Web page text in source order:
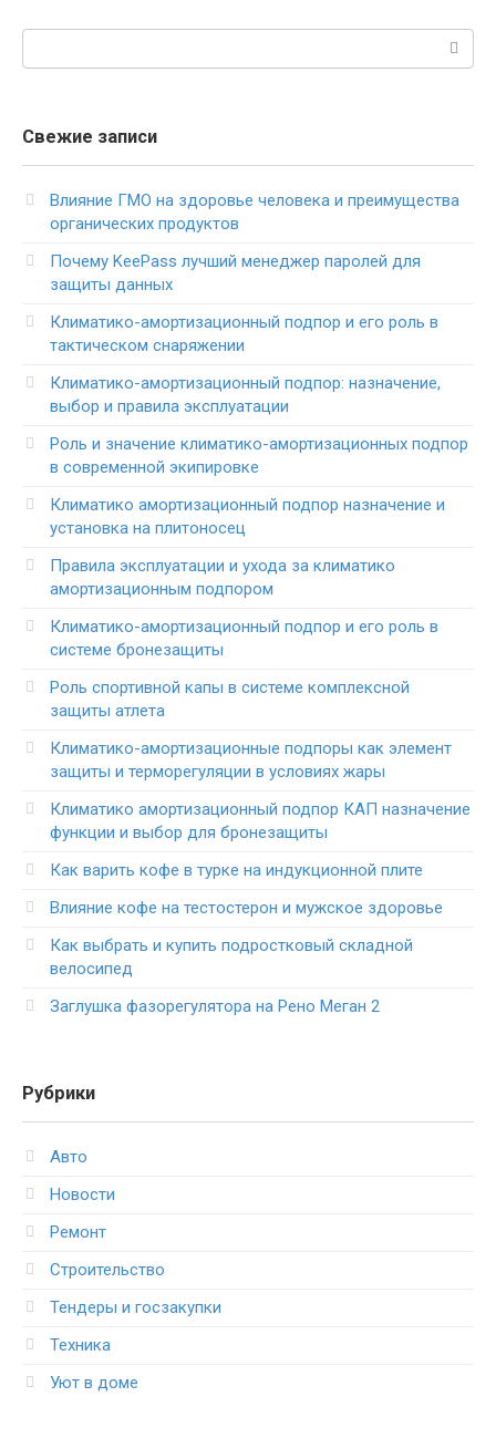
Свежие записи
Влияние ГМО на здоровье человека и преимущества
органических продуктов
Почему KeePass лучший менеджер паролей для
защиты данных
Климатико-амортизационный подпор и его роль в
тактическом снаряжении
Климатико-амортизационный подпор: назначение,
выбор и правила эксплуатации
Роль и значение климатико-амортизационных подпор
в современной экипировке
Климатико амортизационный подпор назначение и
установка на плитоносец
Правила эксплуатации и ухода за климатико
амортизационным подпором
Климатико-амортизационный подпор и его роль в
системе бронезащиты
Роль спортивной капы в системе комплексной
защиты атлета
Климатико-амортизационные подпоры как элемент
защиты и терморегуляции в условиях жары
Климатико амортизационный подпор КАП назначение
функции и выбор для бронезащиты
Как варить кофе в турке на индукционной плите
Влияние кофе на тестостерон и мужское здоровье
Как выбрать и купить подростковый складной
велосипед
Заглушка фазорегулятора на Рено Меган 2
Рубрики
Авто
Новости
Ремонт
Строительство
Тендеры и госзакупки
Техника
Уют в доме